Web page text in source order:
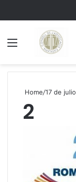
Home/17 de
2